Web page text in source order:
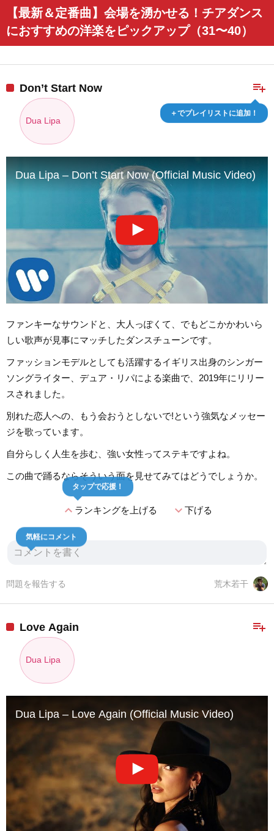
【最新＆定番曲】会場を湧かせる！チアダンス
におすすめの洋楽をピックアップ（31〜40）
playlist_add
＋でプレイリストに追加！
Don’t Start Now
Dua Lipa
Dua Lipa – Don’t Start Now (Official Music Video)
ファンキーなサウンドと、大人っぽくて、でもどこかかわいら
しい歌声が見事にマッチしたダンスチューンです。
ファッションモデルとしても活躍するイギリス出身のシンガー
ソングライター、デュア・リパによる楽曲で、2019年にリリー
スされました。
別れた恋人への、もう会おうとしないで!という強気なメッセー
ジを歌っています。
自分らしく人生を歩む、強い女性ってステキですよね。
この曲で踊るならそういう面を見せてみてはどうでしょうか。
expand_lessランキングを上げる
タップで応援！
expand_more下げる
気軽にコメント
荒木若干
問題を報告する
playlist_add
Love Again
Dua Lipa
Dua Lipa – Love Again (Official Music Video)